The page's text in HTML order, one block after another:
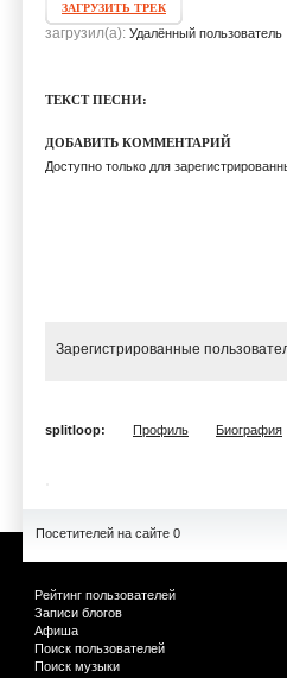
ЗАГРУЗИТЬ ТРЕК
загрузил(а): Удалённый пользователь
ТЕКСТ ПЕСНИ:
ДОБАВИТЬ КОММЕНТАРИЙ
Доступно только для
Зарегистрированные
splitloop: Профиль Биография
Посетителей на сайте 0
Рейтинг пользователей
Записи блогов
Афиша
Поиск пользователей
Поиск музыки